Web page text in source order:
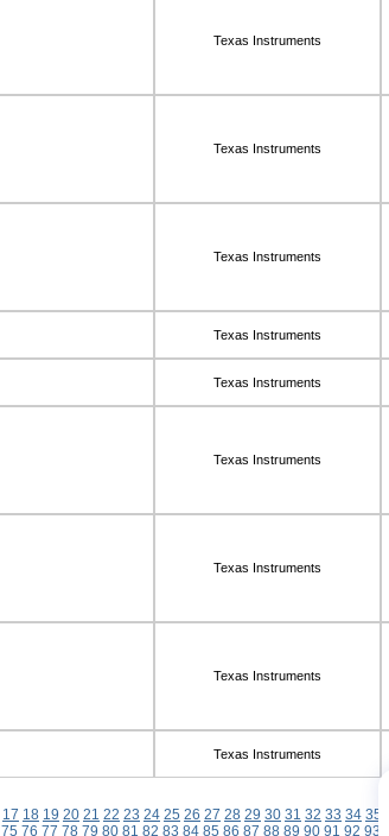
Texas Instruments
Texas Instruments
Texas Instruments
Texas Instruments
Texas Instruments
Texas Instruments
Texas Instruments
Texas Instruments
Texas Instruments
17 18 19 20 21 22 23 24 25 26 27 28 29 30 31 32 33 34 35
75 76 77 78 79 80 81 82 83 84 85 86 87 88 89 90 91 92 93